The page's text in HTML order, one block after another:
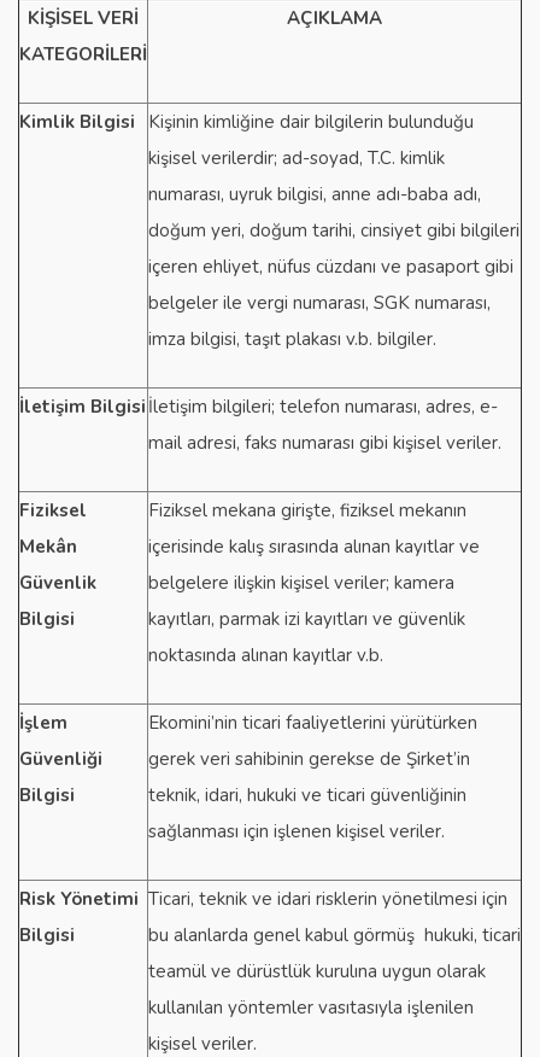
KİŞİSEL VERİ
KATEGORİLERİ
AÇIKLAMA
Kimlik Bilgisi
Kişinin kimliğine dair bilgilerin bulunduğu
kişisel verilerdir; ad-soyad, T.C. kimlik
numarası, uyruk bilgisi, anne adı-baba adı,
doğum yeri, doğum tarihi, cinsiyet gibi bilgileri
içeren ehliyet, nüfus cüzdanı ve pasaport gibi
belgeler ile vergi numarası, SGK numarası,
imza bilgisi, taşıt plakası v.b. bilgiler.
İletişim Bilgisi İletişim bilgileri; telefon numarası, adres, e-
mail adresi, faks numarası gibi kişisel veriler.
Fiziksel
Mekân
Güvenlik
Bilgisi
Fiziksel mekana girişte, fiziksel mekanın
içerisinde kalış sırasında alınan kayıtlar ve
belgelere ilişkin kişisel veriler; kamera
kayıtları, parmak izi kayıtları ve güvenlik
noktasında alınan kayıtlar v.b.
İşlem
Güvenliği
Bilgisi
Ekomini’nin ticari faaliyetlerini yürütürken
gerek veri sahibinin gerekse de Şirket’in
teknik, idari, hukuki ve ticari güvenliğinin
sağlanması için işlenen kişisel veriler.
Risk Yönetimi
Bilgisi
Ticari, teknik ve idari risklerin yönetilmesi için
bu alanlarda genel kabul görmüş hukuki, ticari
teamül ve dürüstlük kurulına uygun olarak
kullanılan yöntemler vasıtasıyla işlenilen
kişisel veriler.